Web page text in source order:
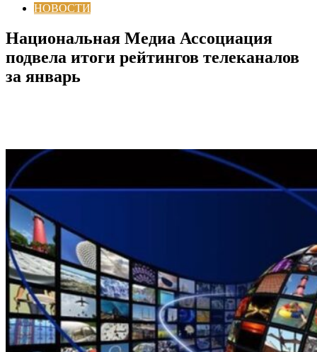
НОВОСТИ
Национальная Медиа Ассоциация
подвела итоги рейтингов телеканалов
за январь